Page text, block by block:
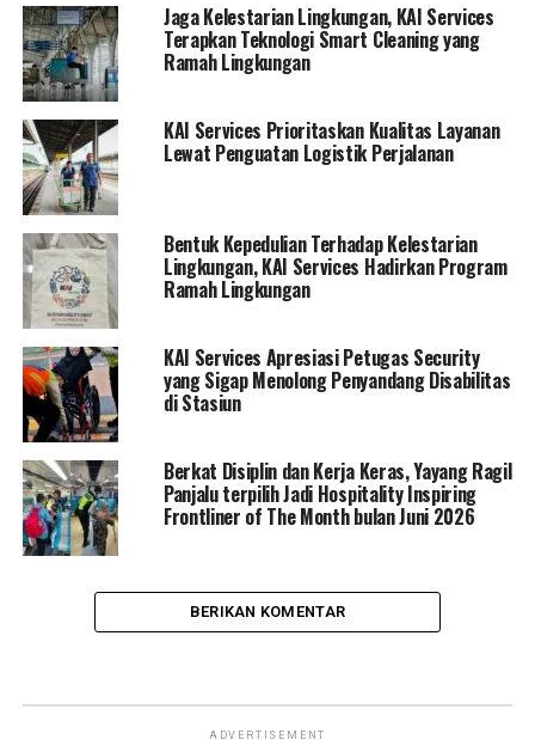
Jaga Kelestarian Lingkungan, KAI Services
Terapkan Teknologi Smart Cleaning yang
Ramah Lingkungan
KAI Services Prioritaskan Kualitas Layanan
Lewat Penguatan Logistik Perjalanan
Bentuk Kepedulian Terhadap Kelestarian
Lingkungan, KAI Services Hadirkan Program
Ramah Lingkungan
KAI Services Apresiasi Petugas Security
yang Sigap Menolong Penyandang Disabilitas
di Stasiun
Berkat Disiplin dan Kerja Keras, Yayang Ragil
Panjalu terpilih Jadi Hospitality Inspiring
Frontliner of The Month bulan Juni 2026
BERIKAN KOMENTAR